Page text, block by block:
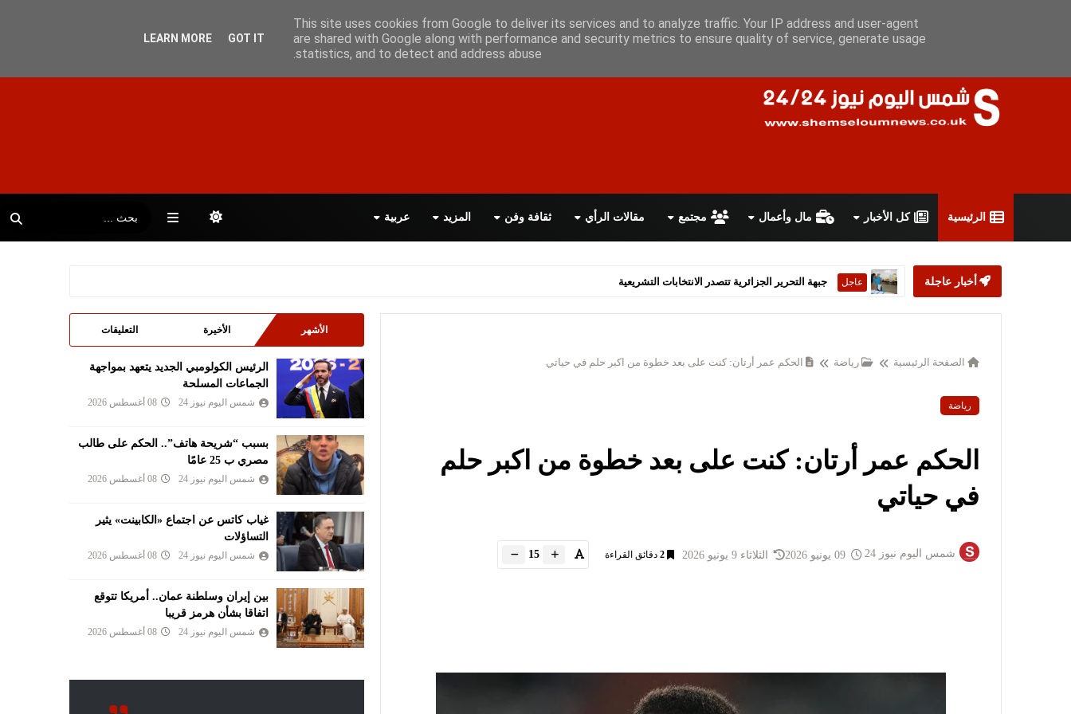
سياسة الخصوصية اتفاقية الاستخدام أعلن معانا اتصل بنا اقرأ الصحيفة PDF
الرئيسية كل الأخبار مال وأعمال مجتمع مقالات الرأي ثقافة وفن المزيد عربية
أخبار عاجلة عاجل ستارمر يعلن استقالته من رئاسة الحكومة البريطانية
الصفحة الرئيسية رياضة الحكم عمر أرتان: كنت على بعد خطوة من اكبر حلم في حياتي
رياضة
الحكم عمر أرتان: كنت على بعد خطوة من اكبر حلم
في حياتي
شمس اليوم نيوز 24 الثلاثاء 9 يونيو 2026 2 دقائق القراءة 15
الأشهر الأخيرة التعليقات
الرئيس الكولومبي الجديد يتعهد بمواجهة
الجماعات المسلحة
شمس اليوم نيوز 24 08 أغسطس 2026
بسبب “شريحة هاتف”.. الحكم على طالب
مصري ب 25 عامًا
شمس اليوم نيوز 24 08 أغسطس 2026
غياب كاتس عن اجتماع «الكابينت» يثير
التساؤلات
شمس اليوم نيوز 24 08 أغسطس 2026
بين إيران وسلطنة عمان.. أمريكا تتوقع
اتفاقا بشأن هرمز قريبا
شمس اليوم نيوز 24 08 أغسطس 2026
This site uses cookies from Google to deliver its services and to analyze traffic. Your IP address and user-agent
are shared with Google along with performance and security metrics to ensure quality of service, generate usage
statistics, and to detect and address abuse.
LEARN MORE GOT IT